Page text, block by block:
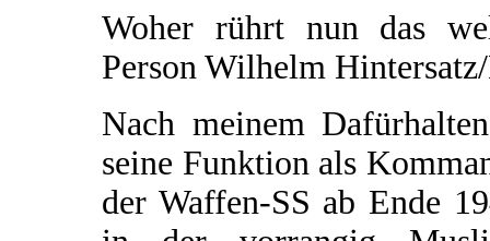
Woher rührt nun das
Person Wilhelm
Nach meinem
seine Funktion als
der Waffen-SS ab Ende